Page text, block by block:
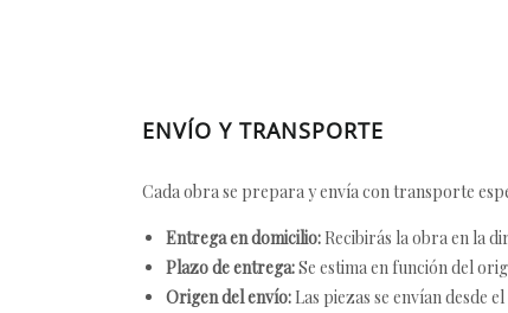
ENVÍO Y TRANSPORTE
Cada obra se prepara y envía con transporte
Entrega en domicilio: Recibirás la obra en la
Plazo de entrega:Se estima en función del
Origen del envío: Las piezas se envían desde